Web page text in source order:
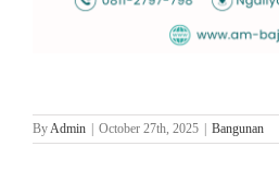
ByAdmin October 27th, 2025 Bangunan